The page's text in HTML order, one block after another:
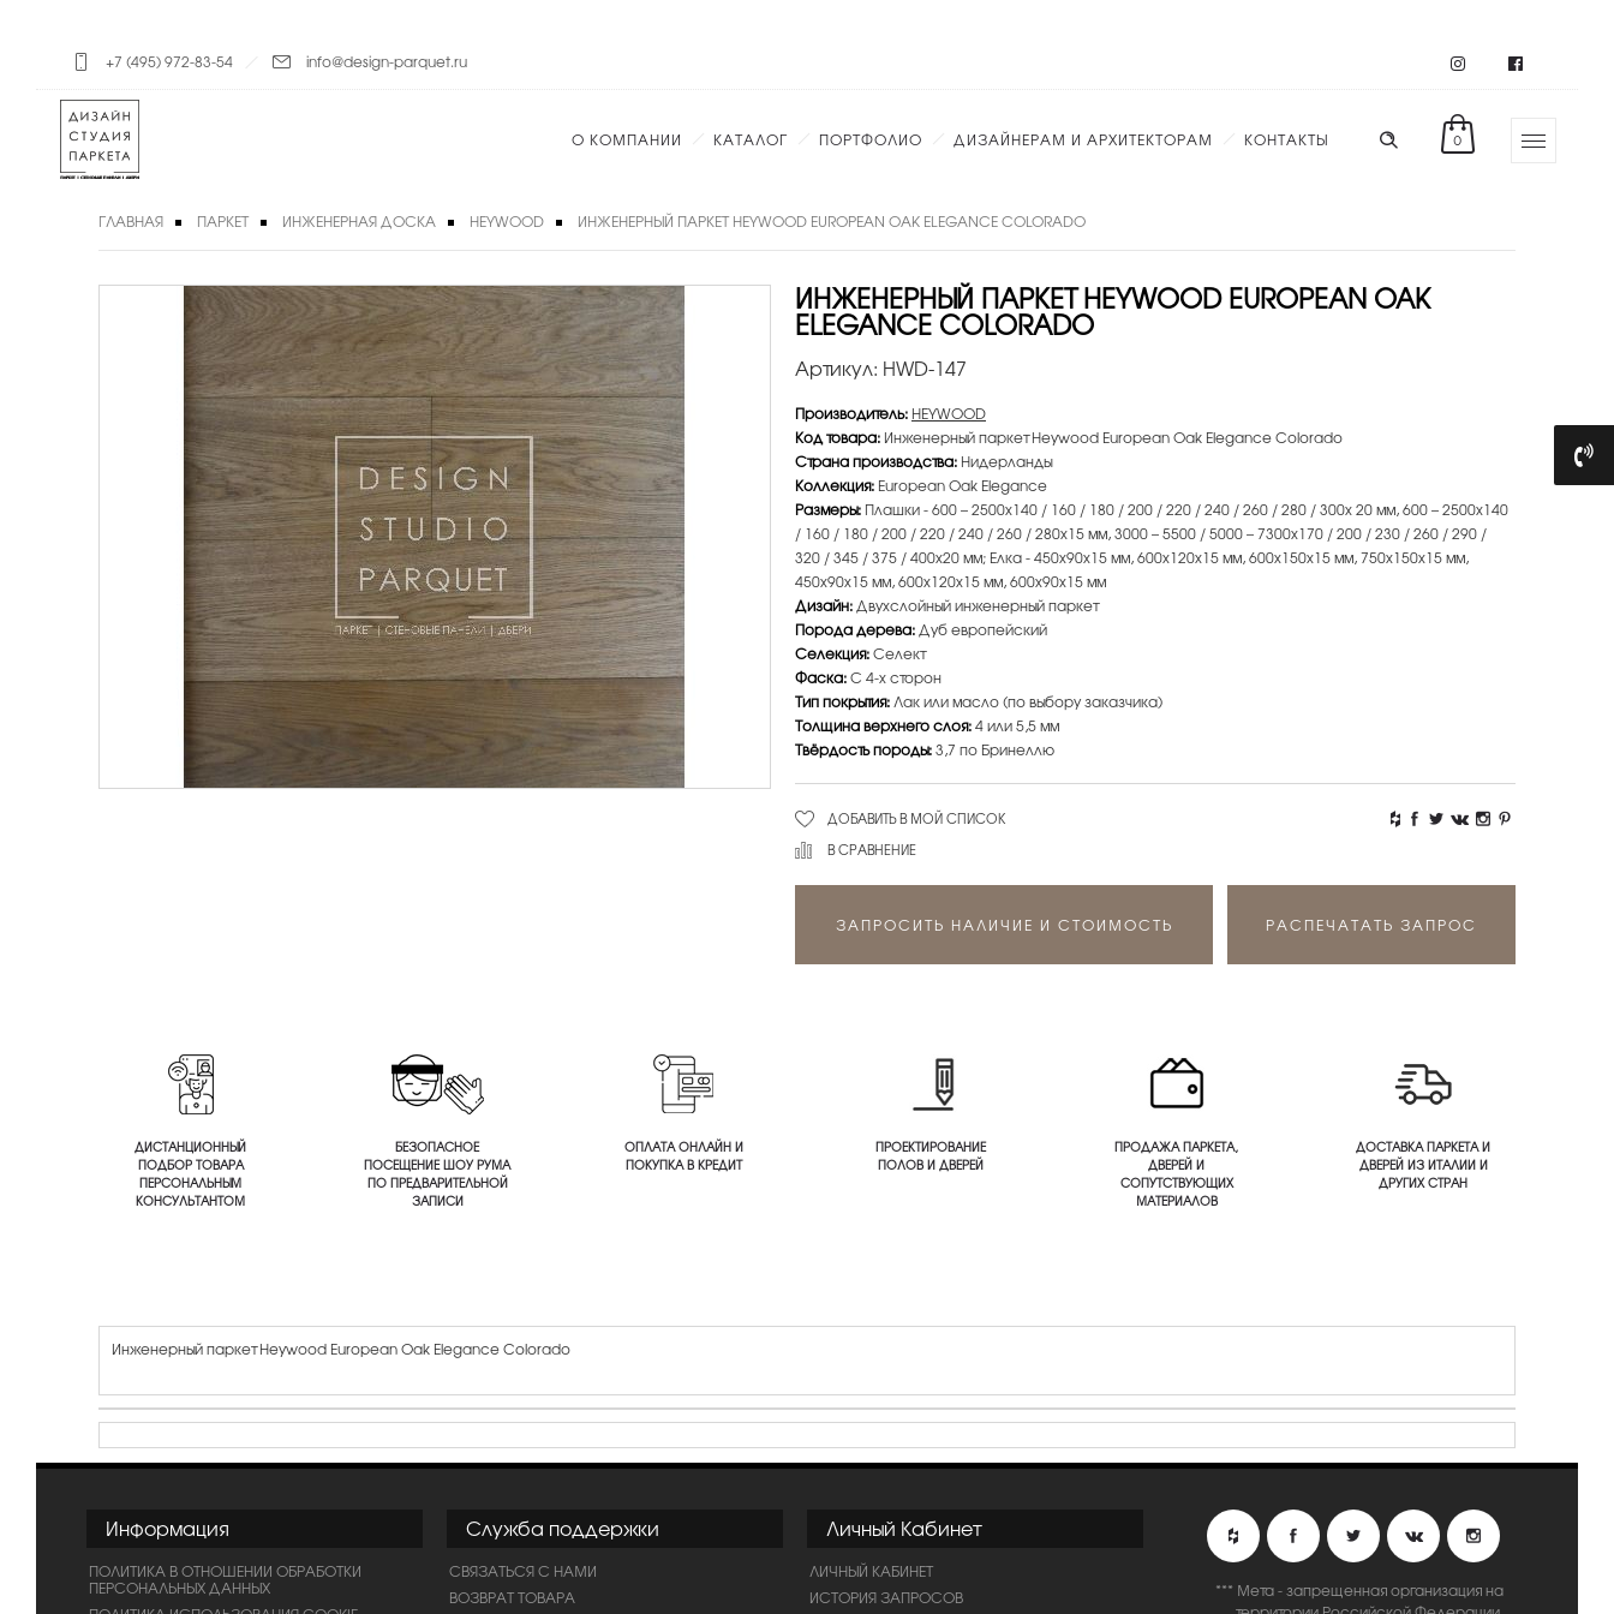
+7 (495) 972-83-54 info@design-parquet.ru
0
О КОМПАНИИ КАТАЛОГ ПОРТФОЛИО ДИЗАЙНЕРАМ И АРХИТЕКТОРАМ КОНТАКТЫ
ГЛАВНАЯ ПАРКЕТ ИНЖЕНЕРНАЯ ДОСКА HEYWOOD ИНЖЕНЕРНЫЙ ПАРКЕТ HEYWOOD EUROPEAN OAK ELEGANCE COLORADO
ИНЖЕНЕРНЫЙ ПАРКЕТ HEYWOOD EUROPEAN OAK
ELEGANCE COLORADO
Артикул: HWD-147
Производитель: HEYWOOD
Код товара: Инженерный паркет Heywood European Oak Elegance Colorado
Страна производства: Нидерланды
Коллекция: European Oak Elegance
Размеры: Плашки - 600 – 2500х140 / 160 / 180 / 200 / 220 / 240 / 260 / 280 / 300х 20 мм, 600 – 2500х140
/ 160 / 180 / 200 / 220 / 240 / 260 / 280х15 мм, 3000 – 5500 / 5000 – 7300х170 / 200 / 230 / 260 / 290 /
320 / 345 / 375 / 400х20 мм; Елка - 450х90х15 мм, 600х120х15 мм, 600х150х15 мм, 750х150х15 мм,
450х90х15 мм, 600х120х15 мм, 600х90х15 мм
Дизайн:Двухслойный инженерный паркет
Порода дерева:Дуб европейский
Селекция:Селект
Фаска:С 4-х сторон
Тип покрытия:Лак или масло (по выбору заказчика)
Толщина верхнего слоя:4 или 5,5 мм
Твёрдость породы:3,7 по Бринеллю
ДОБАВИТЬ В МОЙ СПИСОК
В СРАВНЕНИЕ
ЗАПРОСИТЬ НАЛИЧИЕ И СТОИМОСТЬ РАСПЕЧАТАТЬ ЗАПРОС
ДИСТАНЦИОННЫЙ
ПОДБОР ТОВАРА
ПЕРСОНАЛЬНЫМ
КОНСУЛЬТАНТОМ
БЕЗОПАСНОЕ
ПОСЕЩЕНИЕ ШОУ РУМА
ПО ПРЕДВАРИТЕЛЬНОЙ
ЗАПИСИ
ОПЛАТА ОНЛАЙН И
ПОКУПКА В КРЕДИТ
ПРОЕКТИРОВАНИЕ
ПОЛОВ И ДВЕРЕЙ
ПРОДАЖА ПАРКЕТА,
ДВЕРЕЙ И
СОПУТСТВУЮЩИХ
МАТЕРИАЛОВ
ДОСТАВКА ПАРКЕТА И
ДВЕРЕЙ ИЗ ИТАЛИИ И
ДРУГИХ СТРАН
Инженерный паркет Heywood European Oak Elegance Colorado
Информация
ПОЛИТИКА В ОТНОШЕНИИ ОБРАБОТКИ
ПЕРСОНАЛЬНЫХ ДАННЫХ
Служба поддержки
СВЯЗАТЬСЯ С НАМИ
ВОЗВРАТ ТОВАРА
Личный Кабинет
ЛИЧНЫЙ КАБИНЕТ
ИСТОРИЯ ЗАПРОСОВ
*** Мета - запрещенная организация на